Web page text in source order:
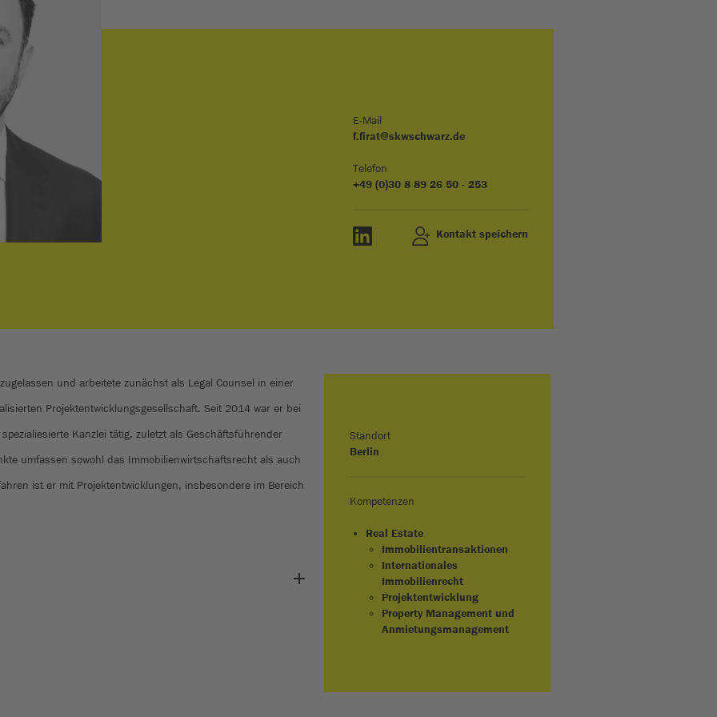
E-Mail
f.firat@skwschwarz.de
Telefon
+49 (0)30 8 89 26 50 - 253
Kontakt speichern
Standort
Berlin
Kompetenzen
Real Estate
Immobilientransaktionen
Internationales
Immobilienrecht
Projektentwicklung
Property Management und
Anmietungsmanagement
und arbeitete zunächst als Legal Counsel in einer
Projektentwicklungsgesellschaft. Seit 2014 war er bei
Kanzlei tätig, zuletzt als Geschäftsführender
umfassen sowohl das Immobilienwirtschaftsrecht als auch
ist er mit Projektentwicklungen, insbesondere im Bereich